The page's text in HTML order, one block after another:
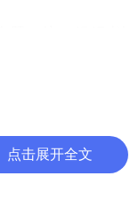
时间不同
点击展开全文